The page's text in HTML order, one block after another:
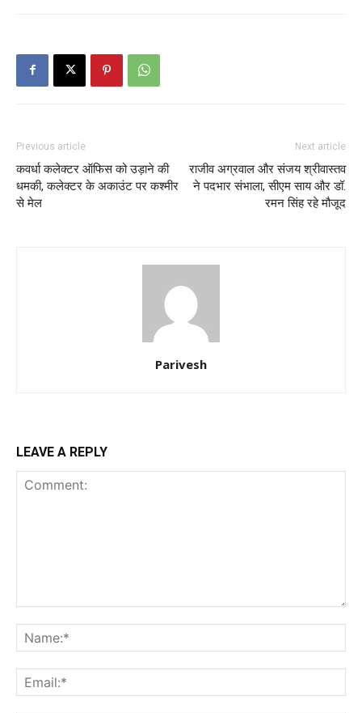
Previous article
कवर्धा कलेक्टर ऑफिस को उड़ाने की
धमकी, कलेक्टर के अकाउंट पर कश्मीर
से मेल
Next article
राजीव अग्रवाल और संजय श्रीवास्तव
ने पदभार संभाला, सीएम साय और डॉ.
रमन सिंह रहे मौजूद
Parivesh
LEAVE A REPLY